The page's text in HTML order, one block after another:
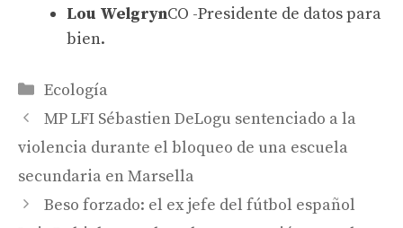
Lou WelgrynCO -Presidente de datos para
bien.
Categorías
Ecología
MP LFI Sébastien DeLogu sentenciado a la
violencia durante el bloqueo de una escuela
secundaria en Marsella
Beso forzado: el ex jefe del fútbol español